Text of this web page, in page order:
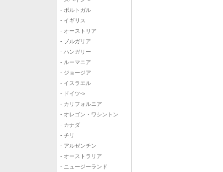
- ポルトガル
- イギリス
- オーストリア
- ブルガリア
- ハンガリー
- ルーマニア
- ジョージア
- イスラエル
- ドイツ->
- カリフォルニア
- オレゴン・ワシントン
- カナダ
- チリ
- アルゼンチン
- オーストラリア
- ニュージーランド